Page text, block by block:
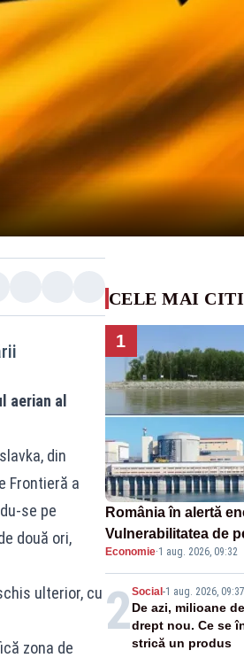
aerian al
din
Frontieră a
se pe
două ori,
ulterior, cu
zona de
CELE MAI
1
România în alertă
Vulnerabilitatea de
pune în pericol
cunoscută de pe
Economie·1 aug. 2026, 09:32
2Social -1 aug. 2026, 09:37
De azi, milioane
drept nou. Ce se
strică un produs